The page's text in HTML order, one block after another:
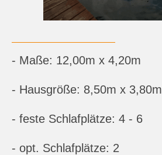
- Maße: 12,00m x 4,20m
- Hausgröße: 8,50m x 3,80m
- feste Schlafplätze: 4 - 6
- opt. Schlafplätze: 2